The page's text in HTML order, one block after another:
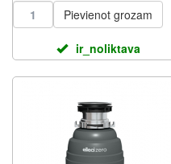
Pievienot grozam
ir_noliktava